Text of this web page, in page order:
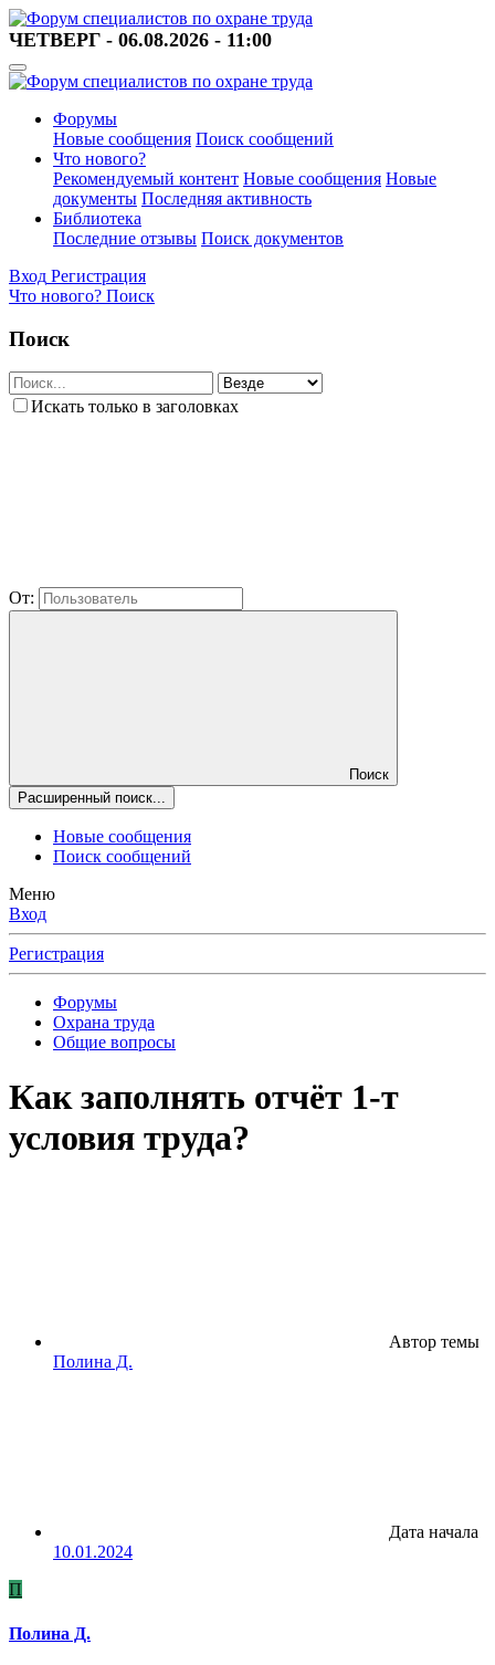
ЧЕТВЕРГ - 06.08.2026 - 11:00
Форумы
Новые сообщения Поиск сообщений
Что нового?
Рекомендуемый контент Новые сообщения Новые
документы Последняя активность
Библиотека
Последние отзывы Поиск документов
Вход Регистрация
Что нового? Поиск
Поиск
Искать только в заголовках
От:
Поиск
Расширенный поиск...
Новые сообщения
Поиск сообщений
Меню
Вход
Регистрация
Форумы
Охрана труда
Общие вопросы
Как заполнять отчёт 1-т
условия труда?
Автор темы
Полина Д.
Дата начала
10.01.2024
П
Полина Д.